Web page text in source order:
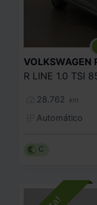
VOLKSWAGEN
R LINE 1.0 TSI
28.762 km
Automático
C